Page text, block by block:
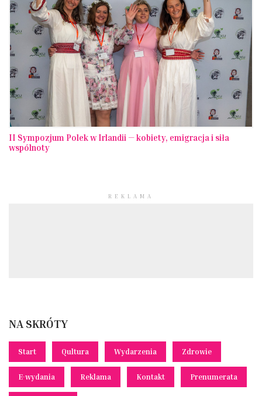
II Sympozjum Polek w Irlandii — kobiety, emigracja i siła
wspólnoty
REKLAMA
NA SKRÓTY
Start Qultura Wydarzenia Zdrowie
E-wydania Reklama Kontakt Prenumerata